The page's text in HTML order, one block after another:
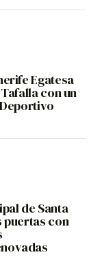
Egatesa
con un
de Santa
puertas con